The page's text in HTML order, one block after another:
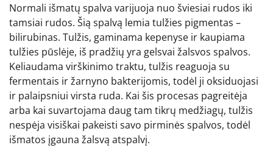
Normali išmatų spalva varijuoja nuo šviesiai rudos iki
tamsiai rudos. Šią spalvą lemia tulžies pigmentas –
bilirubinas. Tulžis, gaminama kepenyse ir kaupiama
tulžies pūslėje, iš pradžių yra gelsvai žalsvos spalvos.
Keliaudama virškinimo traktu, tulžis reaguoja su
fermentais ir žarnyno bakterijomis, todėl ji oksiduojasi
ir palaipsniui virsta ruda. Kai šis procesas pagreitėja
arba kai suvartojama daug tam tikrų medžiagų, tulžis
nespėja visiškai pakeisti savo pirminės spalvos, todėl
išmatos įgauna žalsvą atspalvį.